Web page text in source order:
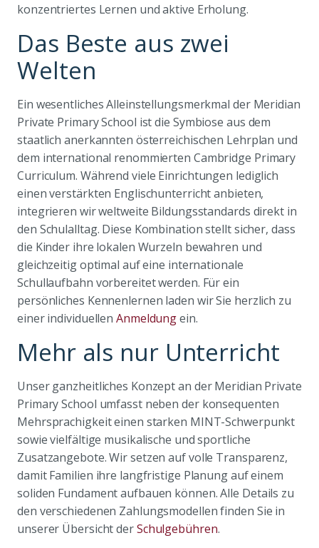
konzentriertes Lernen und aktive Erholung.
Das Beste aus zwei
Welten
Ein wesentliches Alleinstellungsmerkmal der Meridian
Private Primary School ist die Symbiose aus dem
staatlich anerkannten österreichischen Lehrplan und
dem international renommierten Cambridge Primary
Curriculum. Während viele Einrichtungen lediglich
einen verstärkten Englischunterricht anbieten,
integrieren wir weltweite Bildungsstandards direkt in
den Schulalltag. Diese Kombination stellt sicher, dass
die Kinder ihre lokalen Wurzeln bewahren und
gleichzeitig optimal auf eine internationale
Schullaufbahn vorbereitet werden. Für ein
persönliches Kennenlernen laden wir Sie herzlich zu
einer individuellenAnmeldungein.
Mehr als nur Unterricht
Unser ganzheitliches Konzept an der Meridian Private
Primary School umfasst neben der konsequenten
Mehrsprachigkeit einen starken MINT-Schwerpunkt
sowie vielfältige musikalische und sportliche
Zusatzangebote. Wir setzen auf volle Transparenz,
damit Familien ihre langfristige Planung auf einem
soliden Fundament aufbauen können. Alle Details zu
den verschiedenen Zahlungsmodellen finden Sie in
unserer Übersicht derSchulgebühren.